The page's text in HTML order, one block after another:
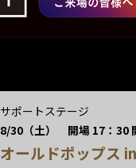
サポートステージ
8/30（土） 開場 17：30
オールドポップス